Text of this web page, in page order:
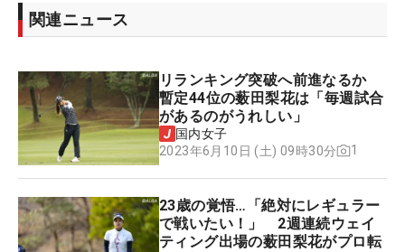
関連ニュース
リランキング突破へ前進なるか
暫定44位の薮田梨花は「毎週試合
があるのがうれしい」
国内女子
2023年6月10日 (土) 09時30分
1
23歳の覚悟…「絶対にレギュラー
で戦いたい！」 2週連続ウェイ
ティング出場の薮田梨花がプロ転